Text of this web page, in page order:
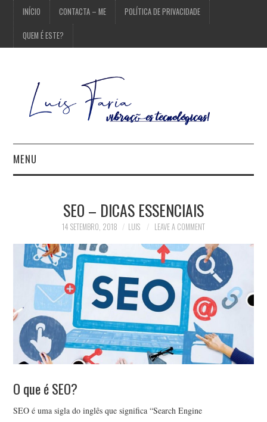
INÍCIO CONTACTA – ME POLÍTICA DE PRIVACIDADE
QUEM É ESTE?
MENU
CONTACTA – ME
POLÍTICA DE
PRIVACIDADE
QUEM É ESTE?
SEO – DICAS ESSENCIAIS
14 SETEMBRO, 2018 LUIS LEAVE A COMMENT
O que é SEO?
SEO é uma sigla do inglês que significa “Search Engine